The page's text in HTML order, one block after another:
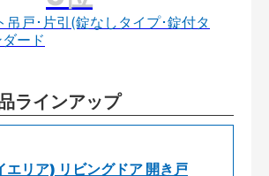
吊戸･片引(錠なしタイプ･錠付タ
ード
ラインアップ
リア) リビングドア 開き戸